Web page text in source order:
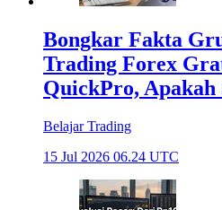
Bongkar Fakta
Trading Forex
QuickPro, Apakah
Belajar Trading
15 Jul 2026 06.24 UTC